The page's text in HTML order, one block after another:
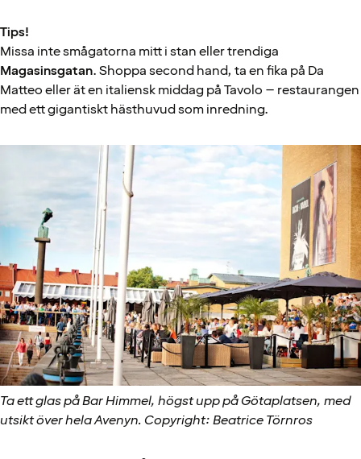
Tips!
Missa inte smågatorna mitt i stan eller trendiga
Magasinsgatan. Shoppa second hand, ta en fika på Da
Matteo eller ät en italiensk middag på Tavolo – restaurangen
med ett gigantiskt hästhuvud som inredning.
Ta ett glas på Bar Himmel, högst upp på Götaplatsen, med
utsikt över hela Avenyn. Copyright: Beatrice Törnros